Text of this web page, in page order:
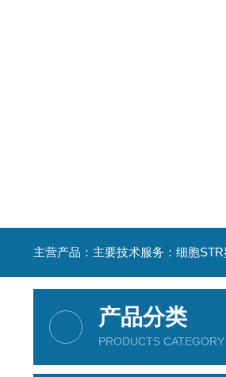
产品分类
PRODUCTS CATEGORY